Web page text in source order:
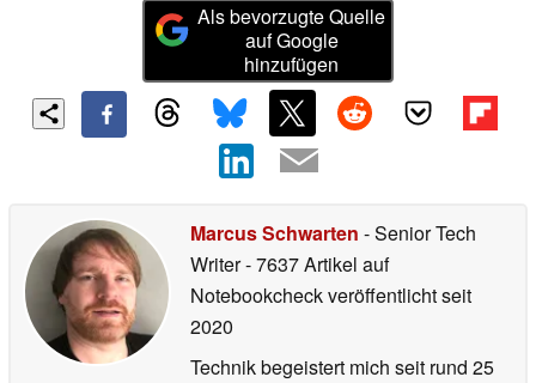
Als bevorzugte Quelle
auf Google
hinzufügen
Marcus Schwarten - Senior Tech
Writer- 7637 Artikel auf
Notebookcheck veröffentlichtseit
2020
Technik begeistert mich seit rund 25